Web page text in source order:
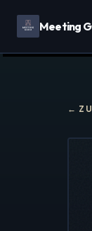
Meeting
←